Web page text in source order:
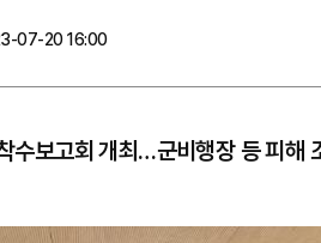
07-20 16:00
수보고회 개최…군비행장 등 피해